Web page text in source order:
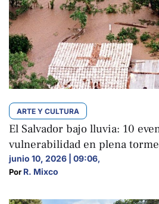
ARTE Y CULTURA
El Salvador bajo lluvia: 10
vulnerabilidad en plena
junio 10, 2026 | 09:06,
Por R. Mixco